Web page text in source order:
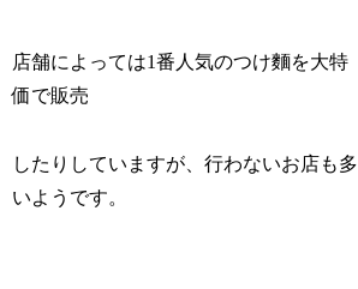
店舗によっては1番人気のつけ麵を大特
価で販売
したりしていますが、行わないお店も多
いようです。